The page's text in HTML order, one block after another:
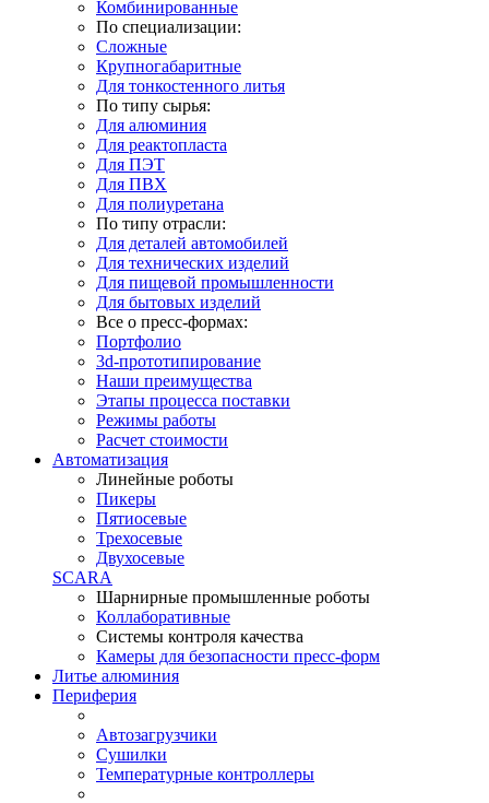
Комбинированные
По специализации:
Сложные
Крупногабаритные
Для тонкостенного литья
По типу сырья:
Для алюминия
Для реактопласта
Для ПЭТ
Для ПВХ
Для полиуретана
По типу отрасли:
Для деталей автомобилей
Для технических изделий
Для пищевой промышленности
Для бытовых изделий
Все о пресс-формах:
Портфолио
3d-прототипирование
Наши преимущества
Этапы процесса поставки
Режимы работы
Расчет стоимости
Автоматизация
Линейные роботы
Пикеры
Пятиосевые
Трехосевые
Двухосевые
SCARA
Шарнирные промышленные роботы
Коллаборативные
Системы контроля качества
Камеры для безопасности пресс-форм
Литье алюминия
Периферия
Автозагрузчики
Сушилки
Температурные контроллеры